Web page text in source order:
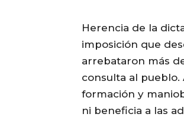
Herencia de la
imposición que
arrebataron más
consulta al pueblo.
formación y
ni beneficia a las